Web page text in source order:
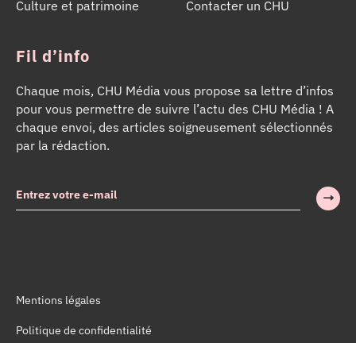
Culture et patrimoine Contacter un CHU
Fil d’info
Chaque mois, CHU Média vous propose sa lettre d’infos
pour vous permettre de suivre l’actu des CHU Média ! A
chaque envoi, des articles soigneusement sélectionnés
par la rédaction.
Mentions légales
Politique de confidentialité